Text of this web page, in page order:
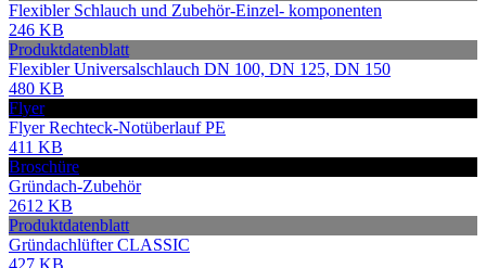
Flexibler Schlauch und Zubehör-Einzel- komponenten
246 KB
Produktdatenblatt
Flexibler Universalschlauch DN 100, DN 125, DN 150
480 KB
Flyer
Flyer Rechteck-Notüberlauf PE
411 KB
Broschüre
Gründach-Zubehör
2612 KB
Produktdatenblatt
Gründachlüfter CLASSIC
427 KB